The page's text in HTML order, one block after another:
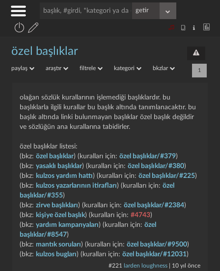
özel başlıklar
paylaş araştır filtrele kategori bkzlar 1
olağan sözlük kurallarının işlemediği başlıklardır. bu
başlıklarla ilgili kurallar bu başlık altında tanımlanacaktır. bu
başlık altında linki bulunmayan başlıklar özel başlık değildir
ve sözlüğün ana kurallarına tabidirler.
özel başlıklar listesi:
(bkz: özel başlıklar) (kuralları için: özel başlıklar/#379)
(bkz: yasaklı başlıklar) (kuralları için: özel başlıklar/#380)
(bkz: kulzos yardım hattı) (kuralları için: özel başlıklar/#225)
(bkz: kulzos yazarlarının itirafları) (kuralları için: özel
başlıklar/#355)
(bkz: zirve başlıkları) (kuralları için: özel başlıklar/#2384)
(bkz: kişiye özel başlık) (kuralları için: #4743)
(bkz: yardım kampanyaları) (kuralları için: özel
başlıklar/#8547)
(bkz: mantık soruları) (kuralları için: özel başlıklar/#9500)
(bkz: kulzos bugları) (kuralları için: özel başlıklar/#12031)
#221 larden loughness 10 yıl önce